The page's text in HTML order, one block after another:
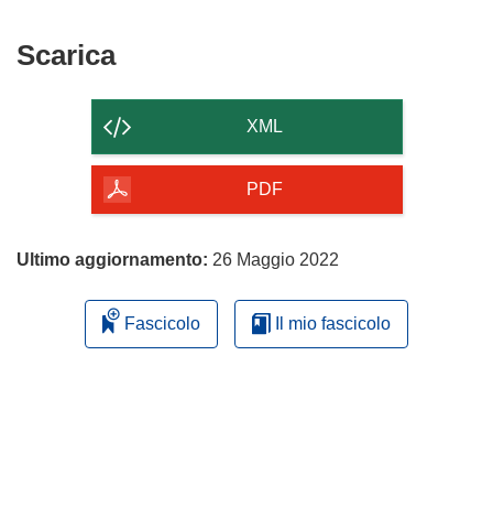
ScaricaScarica
contenuto
della
pagina
XML
PDF
Ultimo aggiornamento: 26 Maggio 2022
Fascicolo Il mio fascicolo